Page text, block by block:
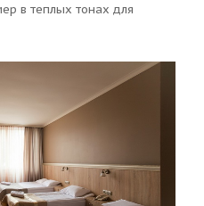
в теплых тонах для